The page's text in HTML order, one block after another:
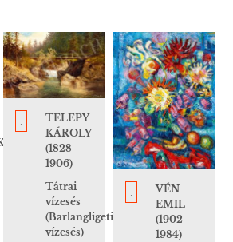
.
TELEPY
KÁROLY
(1828 -
1906)
Tátrai
vízesés
(Barlangligeti
vízesés)
.
VÉN
EMIL
(1902 -
1984)